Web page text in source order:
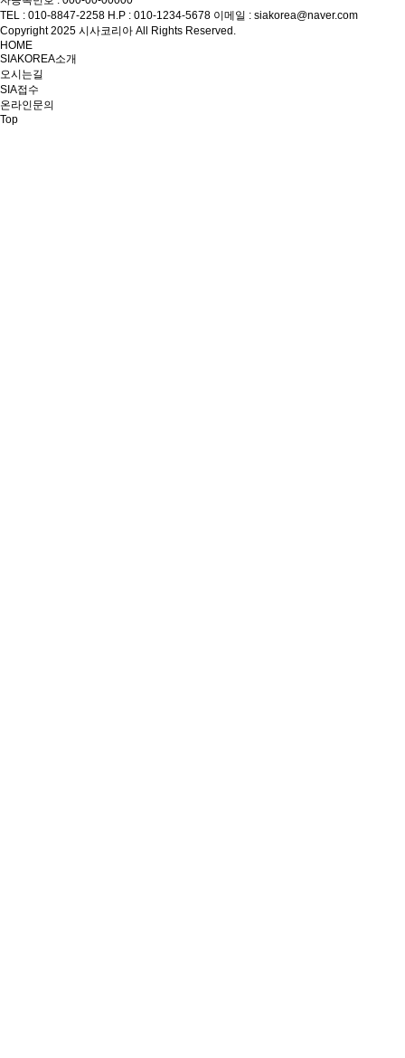
TEL : 010-8847-2258 H.P : 010-1234-5678 이메일 : siakorea@naver.com
Copyright 2025 시사코리아 All Rights Reserved.
HOME
SIAKOREA소개
오시는길
SIA접수
온라인문의
Top